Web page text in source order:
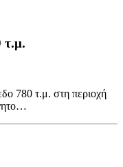
τ.μ.
780 τ.μ. στη περιοχή